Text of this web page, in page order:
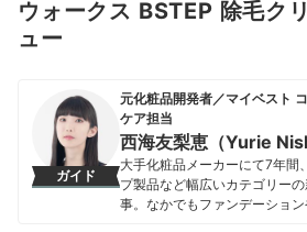
ウォークス BSTEP 除毛ク
ュー
ガイド
元化粧品開発者／マイベスト
ケア担当
西海友梨恵（Yurie
大手化粧品メーカーにて7年間
プ製品など幅広いカテゴリー
事。なかでもファンデーショ